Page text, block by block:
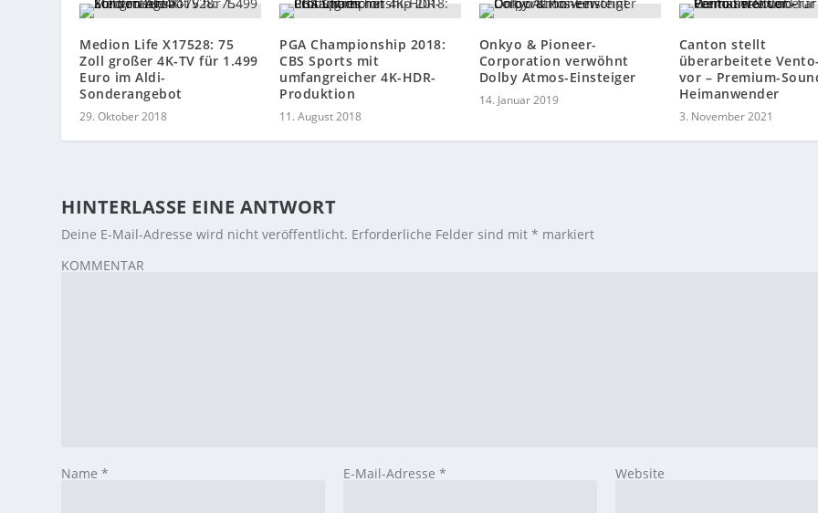
Medion Life X17528: 75
Zoll großer 4K-TV für 1.499
Euro im Aldi-
Sonderangebot
29. Oktober 2018
PGA Championship 2018:
CBS Sports mit
umfangreicher 4K-HDR-
Produktion
11. August 2018
Onkyo & Pioneer-
Corporation verwöhnt
Dolby Atmos-Einsteiger
14. Januar 2019
Canton stellt
überarbeitete
vor – Premium-
Heimanwender
3. November 2021
HINTERLASSE EINE ANTWORT
Deine E-Mail-Adresse wird nicht veröffentlicht. Erforderliche Felder sind mit* markiert
KOMMENTAR
Name* E-Mail-Adresse * Website